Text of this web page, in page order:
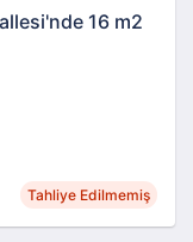
16 m2
Tahliye Edilmemiş